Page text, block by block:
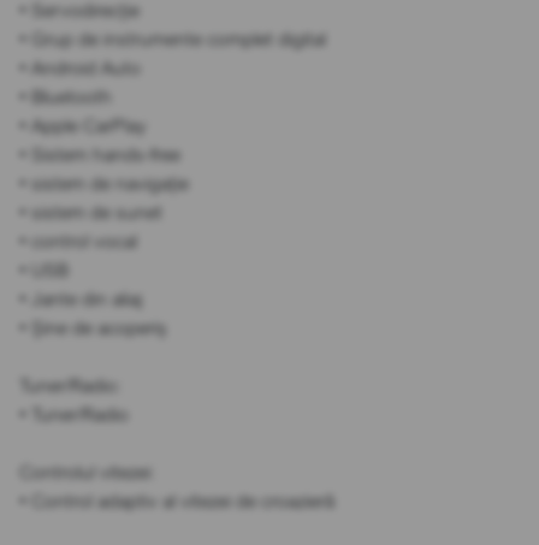
• Servodirecție
• Grup de instrumente complet digital
• Android Auto
• Bluetooth
• Apple CarPlay
• Sistem hands-free
• sistem de navigație
• sistem de sunet
• control vocal
• Jante din aliaj
• Șine de acoperiș
Tuner/Radio:
• Tuner/Radio
Controlul vitezei:
• Control adaptiv al vitezei de croazieră